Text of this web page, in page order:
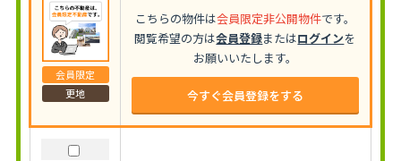
会員限定
更地
こちらの物件は会員限定非公開物件です。
閲覧希望の方は会員登録またはログインを
お願いいたします。
今すぐ会員登録をする